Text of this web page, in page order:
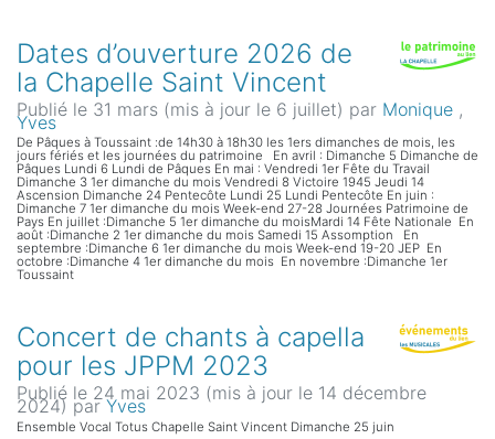
Dates d’ouverture 2026 de
la Chapelle Saint Vincent
Publié le 31 mars (mis à jour le 6 juillet) par Monique ,
Yves
De Pâques à Toussaint :de 14h30 à 18h30 les 1ers dimanches de mois, les
jours fériés et les journées du patrimoine En avril : Dimanche 5 Dimanche de
Pâques Lundi 6 Lundi de Pâques En mai : Vendredi 1er Fête du Travail
Dimanche 3 1er dimanche du mois Vendredi 8 Victoire 1945 Jeudi 14
Ascension Dimanche 24 Pentecôte Lundi 25 Lundi Pentecôte En juin :
Dimanche 7 1er dimanche du mois Week-end 27-28 Journées Patrimoine de
Pays En juillet :Dimanche 5 1er dimanche du moisMardi 14 Fête Nationale En
août :Dimanche 2 1er dimanche du mois Samedi 15 Assomption En
septembre :Dimanche 6 1er dimanche du mois Week-end 19-20 JEP En
octobre :Dimanche 4 1er dimanche du mois En novembre :Dimanche 1er
Toussaint
Concert de chants à capella
pour les JPPM 2023
Publié le 24 mai 2023 (mis à jour le 14 décembre
2024) parYves
Ensemble Vocal Totus Chapelle Saint Vincent Dimanche 25 juin